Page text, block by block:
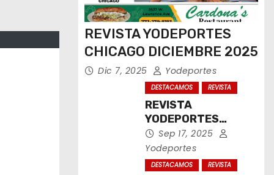
REVISTA YODEPORTES
CHICAGO DICIEMBRE 2025
Dic 7, 2025 Yodeportes
DESTACAMOS REVISTA
REVISTA
YODEPORTES
CHICAGO
SEPTIEMBRE 2025
Sep 17, 2025
Yodeportes
DESTACAMOS REVISTA